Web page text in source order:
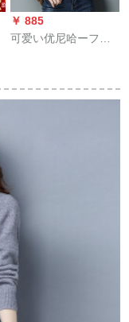
￥ 885
可爱い优尼哈ーフタ
フューエルエティッ